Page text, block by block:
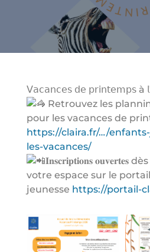
𝖵𝖺𝖼𝖺𝗇𝖼𝖾𝗌 𝖽𝖾 𝗉𝗋𝗂𝗇𝗍𝖾𝗆𝗉𝗌 à
Retrouvez les
pour les vacances de
https://claira.fr/…/
les-vacances/
𝐈𝐧𝐬𝐜𝐫𝐢𝐩𝐭𝐢𝐨𝐧𝐬 𝐨𝐮𝐯𝐞𝐫𝐭𝐞𝐬
votre espace sur le
jeunesse https://portail-